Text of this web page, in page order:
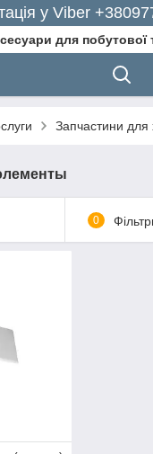
у Viber
для побутової
Запчастини для
0